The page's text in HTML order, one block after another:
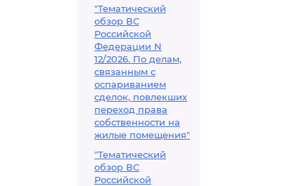
"Тематический
обзор ВС
Российской
Федерации N
12/2026. По делам,
связанным с
оспариванием
сделок, повлекших
переход права
собственности на
жилые помещения"
"Тематический
обзор ВС
Российской